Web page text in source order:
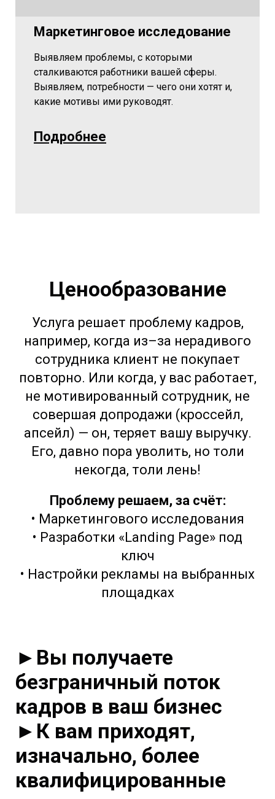
Маркетинговое исследование
Выявляем проблемы, с которыми
сталкиваются работники вашей сферы.
Выявляем, потребности — чего они хотят и,
какие мотивы ими руководят.
Подробнее
Ценообразование
Услуга решает проблему кадров,
например, когда из–за нерадивого
сотрудника клиент не покупает
повторно. Или когда, у вас работает,
не мотивированный сотрудник, не
совершая допродажи (кроссейл,
апсейл) — он, теряет вашу выручку.
Его, давно пора уволить, но толи
некогда, толи лень!
Проблему решаем, за счёт:
• Маркетингового исследования
• Разработки «Landing Page» под
ключ
• Настройки рекламы на выбранных
площадках
►Вы получаете
безграничный поток
кадров в ваш бизнес
►К вам приходят,
изначально, более
квалифицированные